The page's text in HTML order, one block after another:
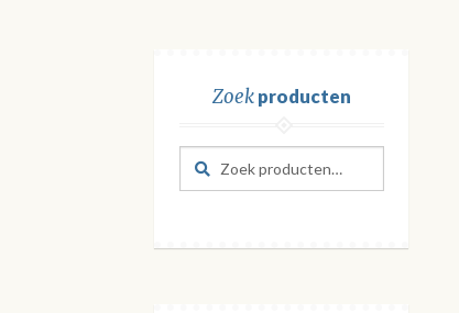
Zoekproducten
Zoeken
naar:
Zoeken